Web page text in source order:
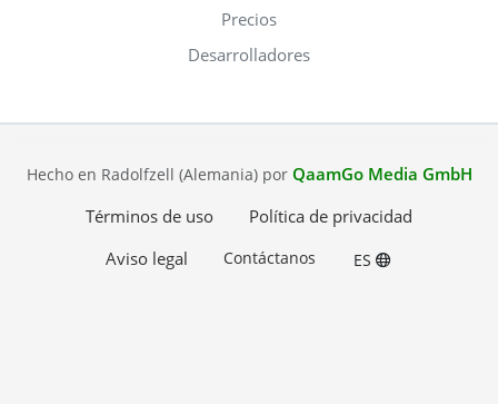
Precios
Desarrolladores
Hecho en Radolfzell (Alemania) por QaamGo Media GmbH
Términos de uso
Política de privacidad
Aviso legal
Contáctanos ES